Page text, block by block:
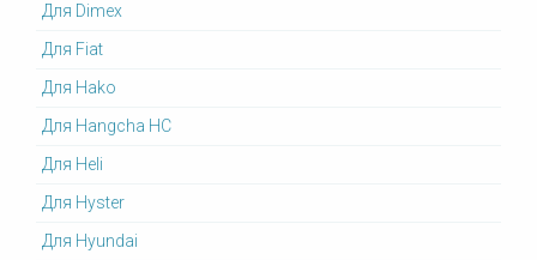
Для Dimex
Для Fiat
Для Hako
Для Hangcha HC
Для Heli
Для Hyster
Для Hyundai